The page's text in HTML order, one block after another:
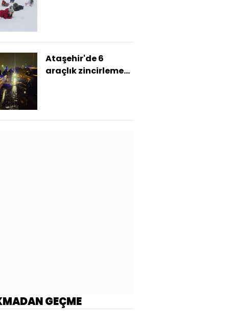
Ataşehir'de 6
araçlık zincirleme
GEÇME